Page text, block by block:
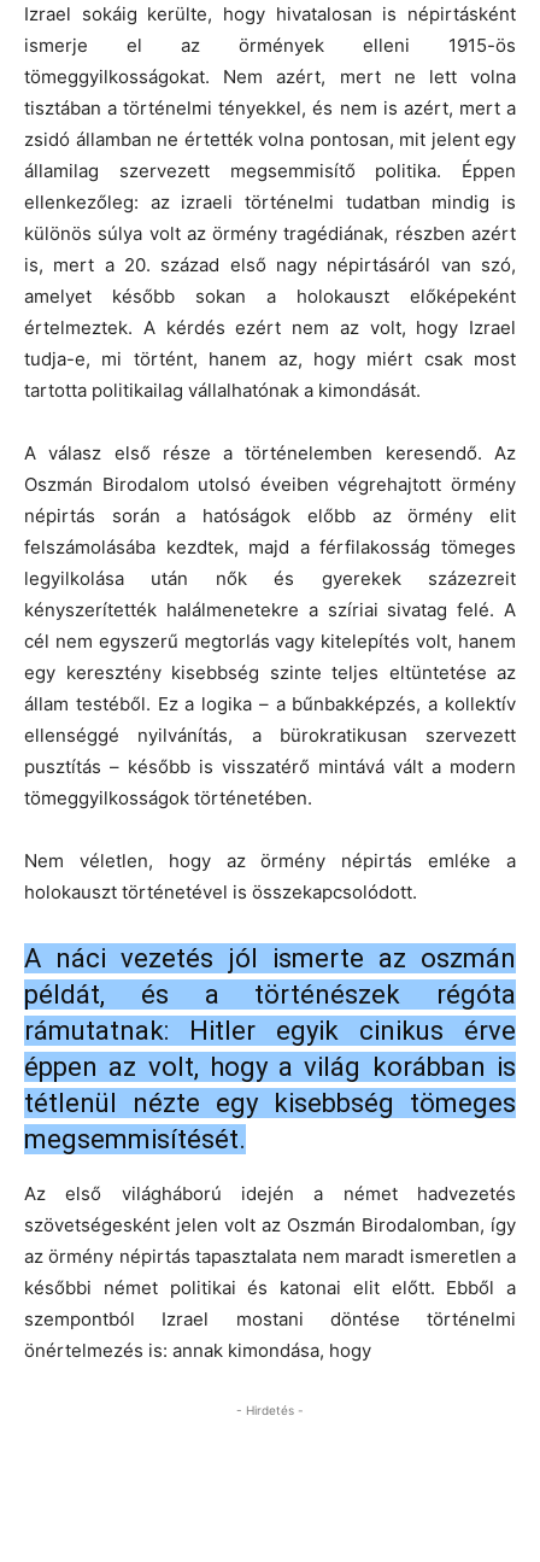
Izrael sokáig kerülte, hogy hivatalosan is népirtásként
ismerje el az örmények elleni 1915-ös
tömeggyilkosságokat. Nem azért, mert ne lett volna
tisztában a történelmi tényekkel, és nem is azért, mert a
zsidó államban ne értették volna pontosan, mit jelent egy
államilag szervezett megsemmisítő politika. Éppen
ellenkezőleg: az izraeli történelmi tudatban mindig is
különös súlya volt az örmény tragédiának, részben azért
is, mert a 20. század első nagy népirtásáról van szó,
amelyet később sokan a holokauszt előképeként
értelmeztek. A kérdés ezért nem az volt, hogy Izrael
tudja-e, mi történt, hanem az, hogy miért csak most
tartotta politikailag vállalhatónak a kimondását.
A válasz első része a történelemben keresendő. Az
Oszmán Birodalom utolsó éveiben végrehajtott örmény
népirtás során a hatóságok előbb az örmény elit
felszámolásába kezdtek, majd a férfilakosság tömeges
legyilkolása után nők és gyerekek százezreit
kényszerítették halálmenetekre a szíriai sivatag felé. A
cél nem egyszerű megtorlás vagy kitelepítés volt, hanem
egy keresztény kisebbség szinte teljes eltüntetése az
állam testéből. Ez a logika – a bűnbakképzés, a kollektív
ellenséggé nyilvánítás, a bürokratikusan szervezett
pusztítás – később is visszatérő mintává vált a modern
tömeggyilkosságok történetében.
Nem véletlen, hogy az örmény népirtás emléke a
holokauszt történetével is összekapcsolódott.
A náci vezetés jól ismerte az oszmán
példát, és a történészek régóta
rámutatnak: Hitler egyik cinikus érve
éppen az volt, hogy a világ korábban is
tétlenül nézte egy kisebbség tömeges
megsemmisítését.
Az első világháború idején a német hadvezetés
szövetségesként jelen volt az Oszmán Birodalomban, így
az örmény népirtás tapasztalata nem maradt ismeretlen a
későbbi német politikai és katonai elit előtt. Ebből a
szempontból Izrael mostani döntése történelmi
önértelmezés is: annak kimondása, hogy
- Hirdetés -